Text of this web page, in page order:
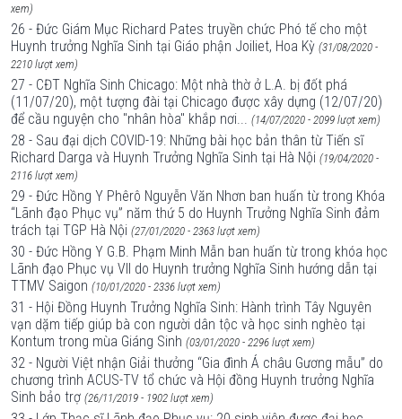
xem)
26 - Đức Giám Mục Richard Pates truyền chức Phó tế cho một
Huynh trưởng Nghĩa Sinh tại Giáo phận Joiliet, Hoa Kỳ (31/08/2020 -
2210 lượt xem)
27 - CĐT Nghĩa Sinh Chicago: Một nhà thờ ở L.A. bị đốt phá
(11/07/20), một tượng đài tại Chicago được xây dựng (12/07/20)
để cầu nguyện cho "nhân hòa" khắp nơi... (14/07/2020 - 2099 lượt xem)
28 - Sau đại dịch COVID-19: Những bài học bản thân từ Tiến sĩ
Richard Darga và Huynh Trưởng Nghĩa Sinh tại Hà Nội (19/04/2020 -
2116 lượt xem)
29 - Đức Hồng Y Phêrô Nguyễn Văn Nhơn ban huấn từ trong Khóa
“Lãnh đạo Phục vụ” năm thứ 5 do Huynh Trưởng Nghĩa Sinh đảm
trách tại TGP Hà Nội (27/01/2020 - 2363 lượt xem)
30 - Đức Hồng Y G.B. Phạm Minh Mẫn ban huấn từ trong khóa học
Lãnh đạo Phục vụ VII do Huynh trưởng Nghĩa Sinh hướng dẫn tại
TTMV Saigon (10/01/2020 - 2336 lượt xem)
31 - Hội Đồng Huynh Trưởng Nghĩa Sinh: Hành trình Tây Nguyên
vạn dặm tiếp giúp bà con người dân tộc và học sinh nghèo tại
Kontum trong mùa Giáng Sinh (03/01/2020 - 2296 lượt xem)
32 - Người Việt nhận Giải thưởng “Gia đình Á châu Gương mẫu” do
chương trình ACUS-TV tổ chức và Hội đồng Huynh trưởng Nghĩa
Sinh bảo trợ (26/11/2019 - 1902 lượt xem)